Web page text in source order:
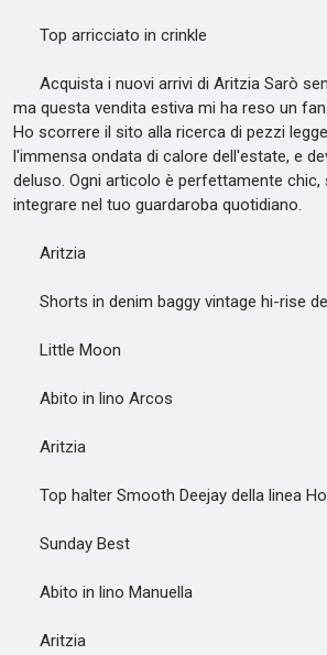
Top arricciato in crinkle
Acquista i nuovi arrivi di Aritzia Sarò
ma questa vendita estiva mi ha reso un
Ho scorrere il sito alla ricerca di pezzi
l'immensa ondata di calore dell'estate, e
deluso. Ogni articolo è perfettamente
integrare nel tuo guardaroba quotidiano.
Aritzia
Shorts in denim baggy vintage hi-rise
Little Moon
Abito in lino Arcos
Aritzia
Top halter Smooth Deejay della linea
Sunday Best
Abito in lino Manuella
Aritzia